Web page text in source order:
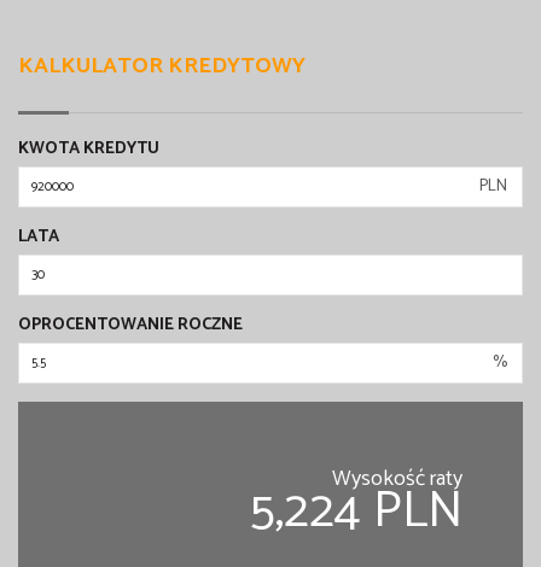
KALKULATOR KREDYTOWY
KWOTA KREDYTU
PLN
LATA
OPROCENTOWANIE ROCZNE
%
Wysokość raty
5,224 PLN